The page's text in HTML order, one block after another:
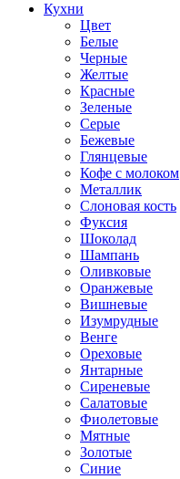
Кухни
Цвет
Белые
Черные
Желтые
Красные
Зеленые
Серые
Бежевые
Глянцевые
Кофе с молоком
Металлик
Слоновая кость
Фуксия
Шоколад
Шампань
Оливковые
Оранжевые
Вишневые
Изумрудные
Венге
Ореховые
Янтарные
Сиреневые
Салатовые
Фиолетовые
Мятные
Золотые
Синие